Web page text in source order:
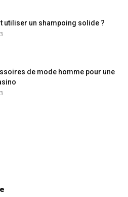
utiliser un shampoing solide ?
de mode homme pour une